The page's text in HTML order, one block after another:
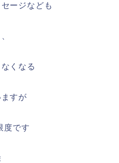
ージなども
くなる
すが
度です